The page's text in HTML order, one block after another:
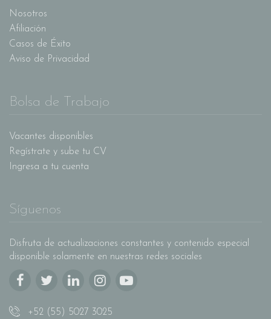
Nosotros
Afiliación
Casos de Éxito
Aviso de Privacidad
Bolsa de Trabajo
Vacantes disponibles
Regístrate y sube tu CV
Ingresa a tu cuenta
Síguenos
Disfruta de actualizaciones constantes y contenido especial
disponible solamente en nuestras redes sociales
+52 (55) 5027 3025